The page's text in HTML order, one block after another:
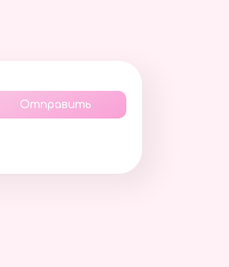
Отправить